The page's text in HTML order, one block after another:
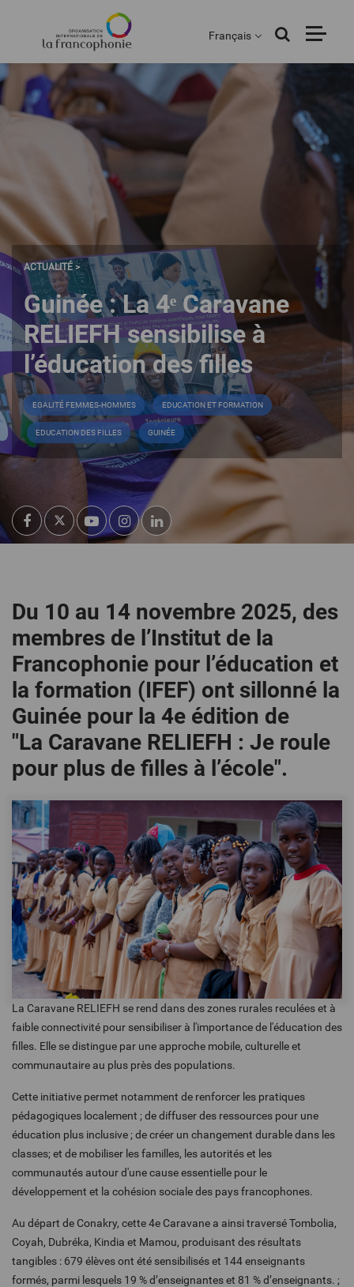
principal
Français
ACTUALITÉ >
Guinée : La 4ᵉ Caravane
RELIEFH sensibilise à
l’éducation des filles
EGALITÉ FEMMES-HOMMES EDUCATION ET FORMATION
EDUCATION DES FILLES GUINÉE
Du 10 au 14 novembre 2025, des
membres de l’Institut de la
Francophonie pour l’éducation et
la formation (IFEF) ont sillonné la
Guinée pour la 4e édition de
"La Caravane RELIEFH : Je roule
pour plus de filles à l’école".
La Caravane RELIEFH se rend dans des zones rurales reculées et à
faible connectivité pour sensibiliser à l'importance de l'éducation des
filles. Elle se distingue par une approche mobile, culturelle et
communautaire au plus près des populations.
Cette initiative permet notamment de renforcer les pratiques
pédagogiques localement ; de diffuser des ressources pour une
éducation plus inclusive ; de créer un changement durable dans les
classes; et de mobiliser les familles, les autorités et les
communautés autour d'une cause essentielle pour le
développement et la cohésion sociale des pays francophones.
Au départ de Conakry, cette 4e Caravane a ainsi traversé Tombolia,
Coyah, Dubréka, Kindia et Mamou, produisant des résultats
tangibles : 679 élèves ont été sensibilisés et 144 enseignants
formés, parmi lesquels 19 % d’enseignantes et 81 % d’enseignants. ;